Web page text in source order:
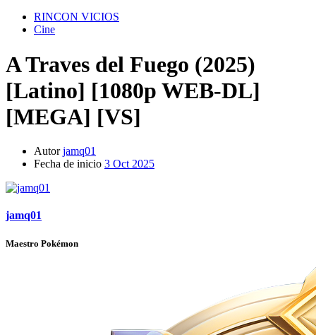
RINCON VICIOS
Cine
A Traves del Fuego (2025)
[Latino] [1080p WEB-DL]
[MEGA] [VS]
Autor jamq01
Fecha de inicio 3 Oct 2025
jamq01
Maestro Pokémon